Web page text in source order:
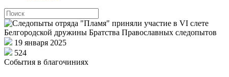
19 января 2025
524
События в благочиниях